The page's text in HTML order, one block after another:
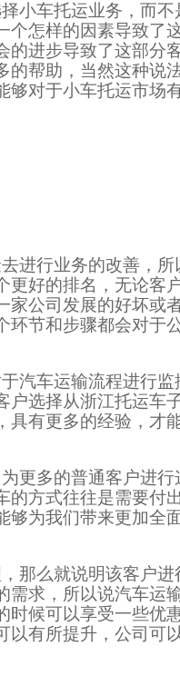
小车托运业务，而不
怎样的因素导致了
的进步导致了这部分
的帮助，当然这种说
对于小车托运市场
进行业务的改善，所
更好的排名，无论客
家公司发展的好坏或
环节和步骤都会对于
汽车运输流程进行监
选择从浙江托运车
具有更多的经验，才
更多的普通客户进行
的方式往往是需要付
够为我们带来更加全
那么就说明该客户进
求，所以说汽车运
时候可以享受一些优
以有所提升，公司可